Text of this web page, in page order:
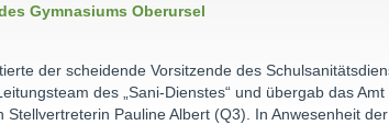
Gymnasiums Oberursel
der scheidende Vorsitzende des
des „Sani-Dienstes“ und übergab das Amt
Pauline Albert (Q3). In Anwesenheit